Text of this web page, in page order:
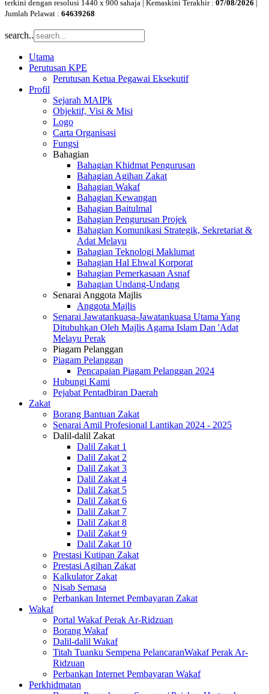
terkini dengan resolusi 1440 x 900 sahaja | Kemaskini Terakhir : 07/08/2026 |
Jumlah Pelawat : 64639268
search..
Utama
Perutusan KPE
Perutusan Ketua Pegawai Eksekutif
Profil
Sejarah MAIPk
Objektif, Visi & Misi
Logo
Carta Organisasi
Fungsi
Bahagian
Bahagian Khidmat Pengurusan
Bahagian Agihan Zakat
Bahagian Wakaf
Bahagian Kewangan
Bahagian Baitulmal
Bahagian Pengurusan Projek
Bahagian Komunikasi Strategik, Sekretariat &
Adat Melayu
Bahagian Teknologi Maklumat
Bahagian Hal Ehwal Korporat
Bahagian Pemerkasaan Asnaf
Bahagian Undang-Undang
Senarai Anggota Majlis
Anggota Majlis
Senarai Jawatankuasa-Jawatankuasa Utama Yang
Ditubuhkan Oleh Majlis Agama Islam Dan 'Adat
Melayu Perak
Piagam Pelanggan
Piagam Pelanggan
Pencapaian Piagam Pelanggan 2024
Hubungi Kami
Pejabat Pentadbiran Daerah
Zakat
Borang Bantuan Zakat
Senarai Amil Profesional Lantikan 2024 - 2025
Dalil-dalil Zakat
Dalil Zakat 1
Dalil Zakat 2
Dalil Zakat 3
Dalil Zakat 4
Dalil Zakat 5
Dalil Zakat 6
Dalil Zakat 7
Dalil Zakat 8
Dalil Zakat 9
Dalil Zakat 10
Prestasi Kutipan Zakat
Prestasi Agihan Zakat
Kalkulator Zakat
Nisab Semasa
Perbankan Internet Pembayaran Zakat
Wakaf
Portal Wakaf Perak Ar-Ridzuan
Borang Wakaf
Dalil-dalil Wakaf
Titah Tuanku Sempena PelancaranWakaf Perak Ar-
Ridzuan
Perbankan Internet Pembayaran Wakaf
Perkhidmatan